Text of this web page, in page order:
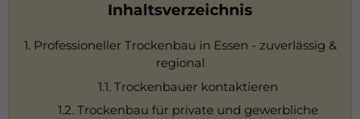
Inhaltsverzeichnis
1. Professioneller Trockenbau in Essen - zuverlässig &
regional
1.1. Trockenbauer kontaktieren
1.2. Trockenbau für private und gewerbliche